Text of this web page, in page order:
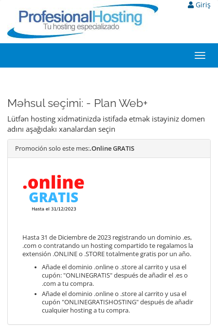
Giriş
Məhsul seçimi: - Plan Web+
Lütfən hosting xidmətinizdə istifadə etmək istəyiniz domen
adını aşağıdakı xanalardan seçin
Promoción solo este mes:.Online GRATIS
Hasta 31 de Diciembre de 2023 registrando un dominio .es,
.com o contratando un hosting compartido te regalamos la
extensión .ONLINE o .STORE totalmente gratis por un año.
Añade el dominio .online o .store al carrito y usa el
cupón: "ONLINEGRATIS" después de añadir el .es o
.com a tu compra.
Añade el dominio .online o .store al carrito y usa el
cupón "ONLINEGRATISHOSTING" después de añadir
cualquier hosting a tu compra.